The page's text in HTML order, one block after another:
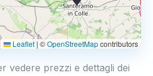
Leaflet | ©OpenStreetMapcontributors
vedere prezzi e dettagli dei